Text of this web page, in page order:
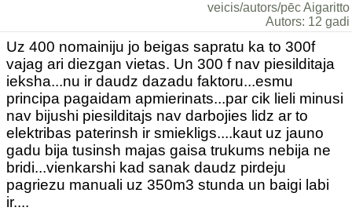
veicis/autors/pēc Aigaritto
Autors: 12 gadi
Uz 400 nomainiju jo beigas sapratu ka to 300f
vajag ari diezgan vietas. Un 300 f nav piesilditaja
ieksha...nu ir daudz dazadu faktoru...esmu
principa pagaidam apmierinats...par cik lieli minusi
nav bijushi piesilditajs nav darbojies lidz ar to
elektribas paterinsh ir smiekligs....kaut uz jauno
gadu bija tusinsh majas gaisa trukums nebija ne
bridi...vienkarshi kad sanak daudz pirdeju
pagriezu manuali uz 350m3 stunda un baigi labi
ir....